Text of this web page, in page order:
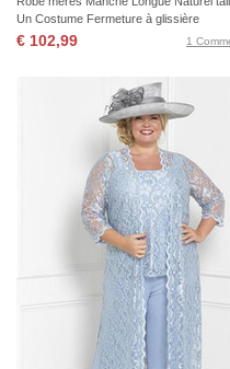
Un Costume Fermeture à glissière
€ 102,99 1